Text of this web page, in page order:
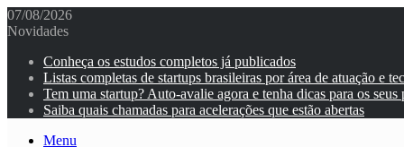
07/08/2026
Novidades
Conheça os estudos completos já publicados
Listas completas de startups brasileiras por área de atuação e
Tem uma startup? Auto-avalie agora e tenha dicas para os seus
Saiba quais chamadas para acelerações que estão abertas
Menu